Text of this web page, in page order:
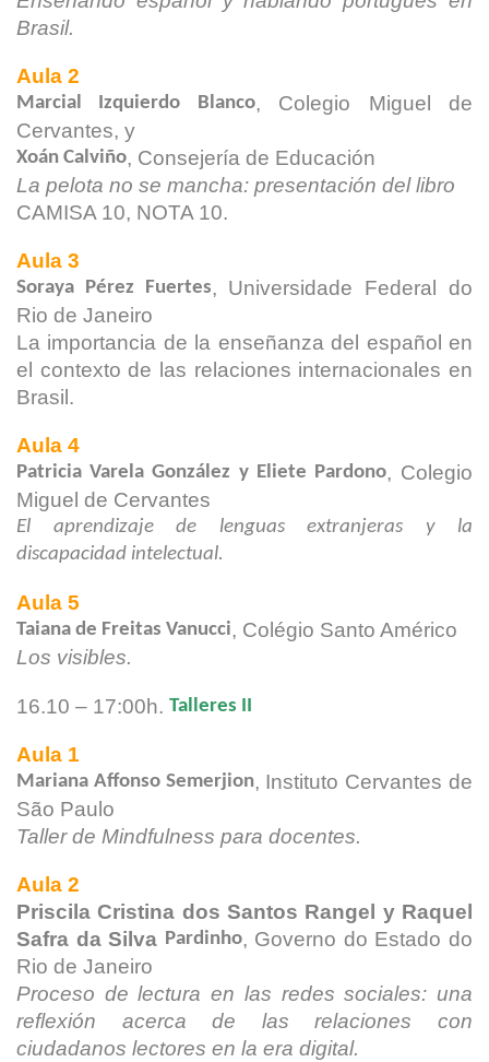
Brasil.
Aula 2
Marcial Izquierdo Blanco, Colegio Miguel de
Cervantes, y
Xoán Calviño, Consejería de Educación
La pelota no se mancha: presentación del libro
CAMISA 10, NOTA 10.
Aula 3
Soraya Pérez Fuertes, Universidade Federal do
Rio de Janeiro
La importancia de la enseñanza del español en
el contexto de las relaciones internacionales en
Brasil.
Aula 4
Patricia Varela González y Eliete Pardono, Colegio
Miguel de Cervantes
El aprendizaje de lenguas extranjeras y la
discapacidad intelectual.
Aula 5
Taiana de Freitas Vanucci, Colégio Santo Américo
Los visibles.
16.10 – 17:00h. Talleres II
Aula 1
Mariana Affonso Semerjion, Instituto Cervantes de
São Paulo
Taller de Mindfulness para docentes.
Aula 2
Priscila Cristina dos Santos Rangel y Raquel
Safra da Silva Pardinho, Governo do Estado do
Rio de Janeiro
Proceso de lectura en las redes sociales: una
reflexión acercade las relaciones con
ciudadanos lectores en la era digital.